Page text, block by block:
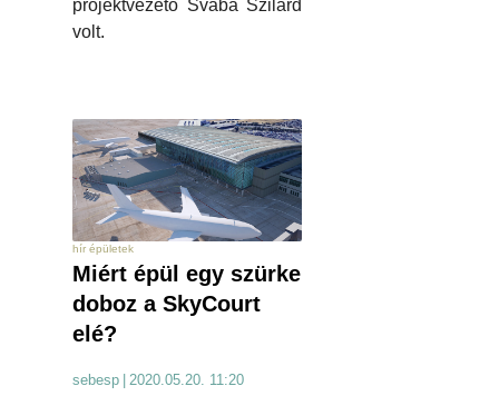
projektvezető Svába Szilárd
volt.
hír épületek
Miért épül egy szürke
doboz a SkyCourt
elé?
sebesp 2020.05.20. 11:20